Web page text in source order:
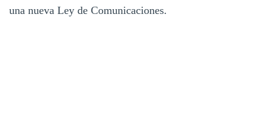
una nueva Ley de Comunicaciones.